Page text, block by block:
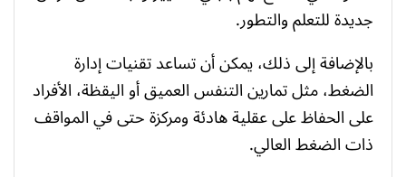
جديدة للتعلم والتطور.
بالإضافة إلى ذلك، يمكن أن تساعد تقنيات إدارة
الضغط، مثل تمارين التنفس العميق أو اليقظة، الأفراد
على الحفاظ على عقلية هادئة ومركزة حتى في المواقف
ذات الضغط العالي.